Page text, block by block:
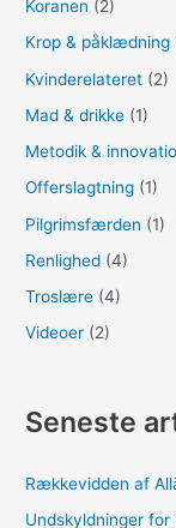
Koranen (2)
Krop & påklædning
Kvinderelateret (2)
Mad & drikke (1)
Metodik &
Offerslagtning (1)
Pilgrimsfærden (1)
Renlighed (4)
Troslære (4)
Videoer (2)
Seneste
Rækkevidden af
Undskyldninger